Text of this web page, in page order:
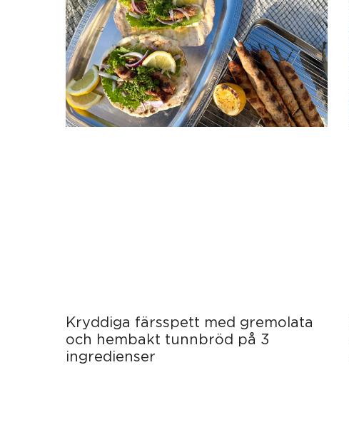
Kryddiga färsspett med gremolata
och hembakt tunnbröd på 3
ingredienser